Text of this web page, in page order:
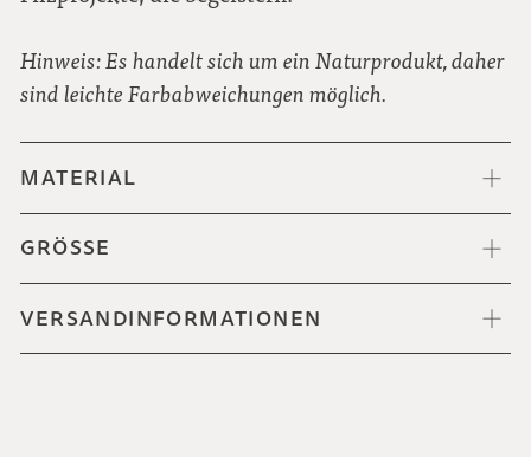
Hinweis: Es handelt sich um ein Naturprodukt, daher
sind leichte Farbabweichungen möglich.
MATERIAL
GRÖSSE
VERSANDINFORMATIONEN